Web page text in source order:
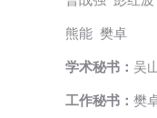
熊能 樊卓
学术秘书： 吴
工作秘书： 樊